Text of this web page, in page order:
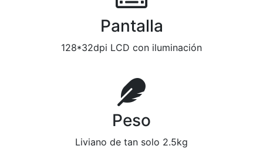
Pantalla
128*32dpi LCD con iluminación
Peso
Liviano de tan solo 2.5kg